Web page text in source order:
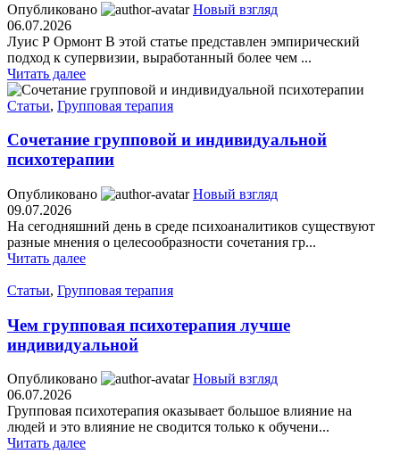
Опубликовано
Новый взгляд
06.07.2026
Луис Р Ормонт В этой статье представлен эмпирический
подход к супервизии, выработанный более чем ...
Читать далее
Статьи, Групповая терапия
Cочетание групповой и индивидуальной
психотерапии
Опубликовано
Новый взгляд
09.07.2026
На сегодняшний день в среде психоаналитиков существуют
разные мнения о целесообразности сочетания гр...
Читать далее
Статьи, Групповая терапия
Чем групповая психотерапия лучше
индивидуальной
Опубликовано
Новый взгляд
06.07.2026
Групповая психотерапия оказывает большое влияние на
людей и это влияние не сводится только к обучени...
Читать далее